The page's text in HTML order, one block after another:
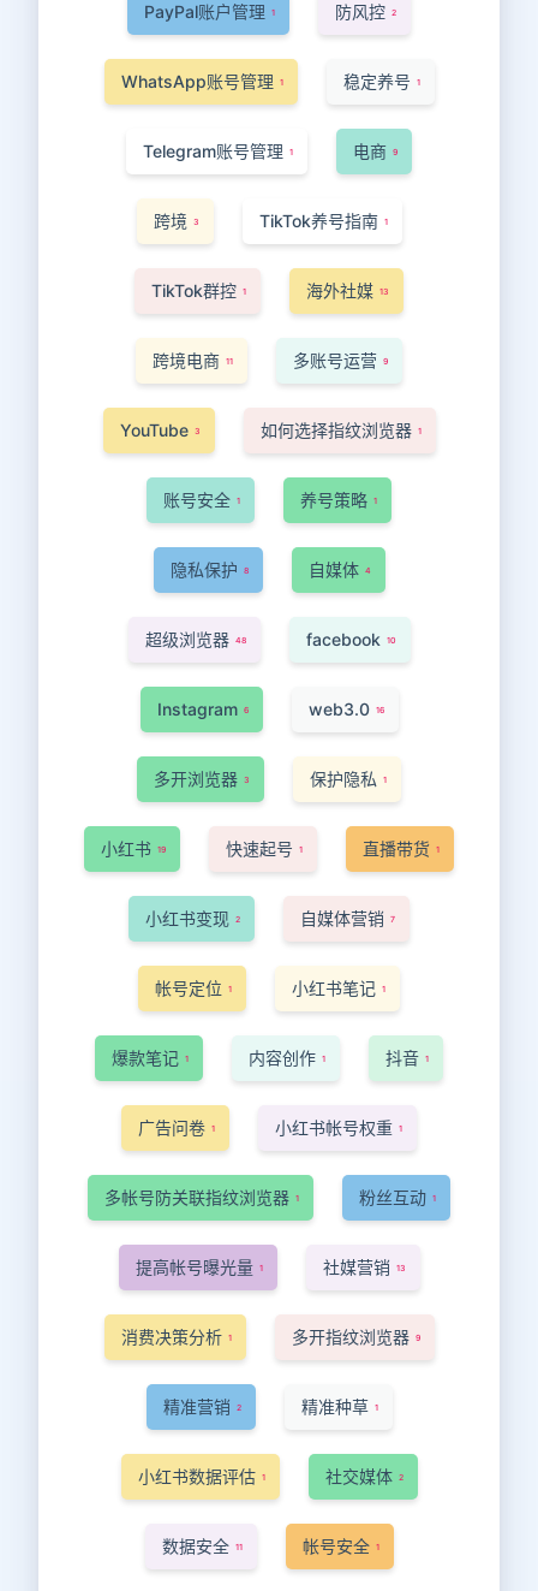
PayPal账户管理 1 防风控 2
WhatsApp账号管理 1 稳定养号 1
Telegram账号管理 1 电商 9
跨境 3 TikTok养号指南 1
TikTok群控 1 海外社媒 13
跨境电商 11 多账号运营 9
YouTube 3 如何选择指纹浏览器 1
账号安全 1 养号策略 1
隐私保护 8 自媒体 4
超级浏览器 48 facebook 10
Instagram 6 web3.0 16
多开浏览器 3 保护隐私 1
小红书 19 快速起号 1 直播带货 1
小红书变现 2 自媒体营销 7
帐号定位 1 小红书笔记 1
爆款笔记 1 内容创作 1 抖音 1
广告问卷 1 小红书帐号权重 1
多帐号防关联指纹浏览器 1 粉丝互动 1
提高帐号曝光量 1 社媒营销 13
消费决策分析 1 多开指纹浏览器 9
精准营销 2 精准种草 1
小红书数据评估 1 社交媒体 2
数据安全 11 帐号安全 1